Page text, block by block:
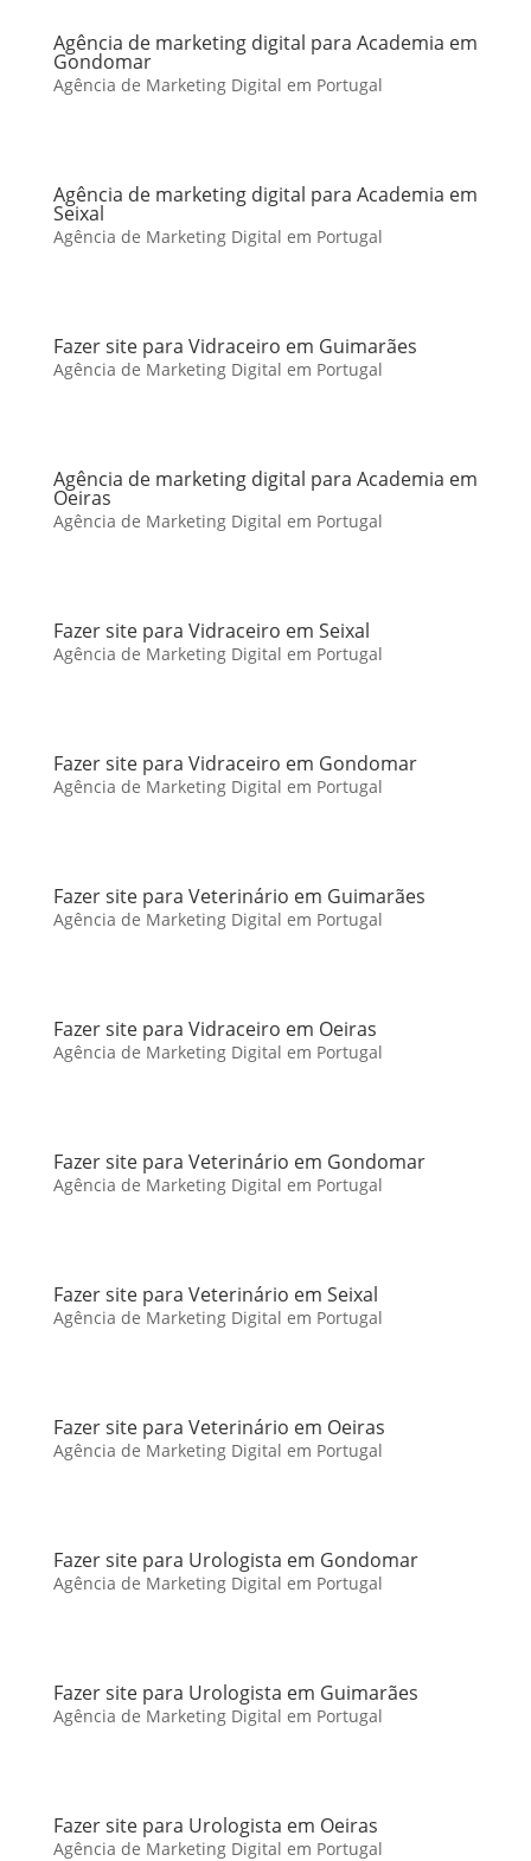
Agência de marketing digital para Academia em
Gondomar
Agência de Marketing Digital em Portugal
Agência de marketing digital para Academia em
Seixal
Agência de Marketing Digital em Portugal
Fazer site para Vidraceiro em Guimarães
Agência de Marketing Digital em Portugal
Agência de marketing digital para Academia em
Oeiras
Agência de Marketing Digital em Portugal
Fazer site para Vidraceiro em Seixal
Agência de Marketing Digital em Portugal
Fazer site para Vidraceiro em Gondomar
Agência de Marketing Digital em Portugal
Fazer site para Veterinário em Guimarães
Agência de Marketing Digital em Portugal
Fazer site para Vidraceiro em Oeiras
Agência de Marketing Digital em Portugal
Fazer site para Veterinário em Gondomar
Agência de Marketing Digital em Portugal
Fazer site para Veterinário em Seixal
Agência de Marketing Digital em Portugal
Fazer site para Veterinário em Oeiras
Agência de Marketing Digital em Portugal
Fazer site para Urologista em Gondomar
Agência de Marketing Digital em Portugal
Fazer site para Urologista em Guimarães
Agência de Marketing Digital em Portugal
Fazer site para Urologista em Oeiras
Agência de Marketing Digital em Portugal